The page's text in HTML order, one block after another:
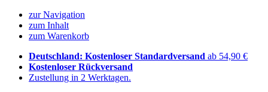
zur Navigation
zum Inhalt
zum Warenkorb
Deutschland: Kostenloser Standardversand ab 54,90 €
Kostenloser Rückversand
Zustellung in 2 Werktagen.